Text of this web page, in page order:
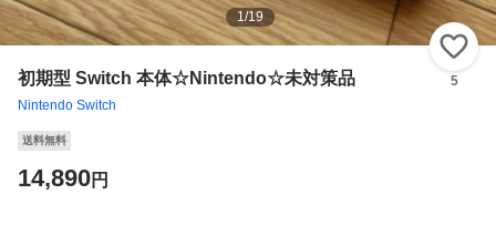
1/19
初期型 Switch 本体☆Nintendo☆未対策品
Nintendo Switch
5
送料無料
14,890円